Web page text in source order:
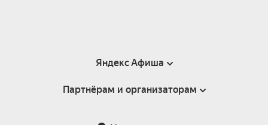
Яндекс Афиша
Справка
Партнёрам и организаторам